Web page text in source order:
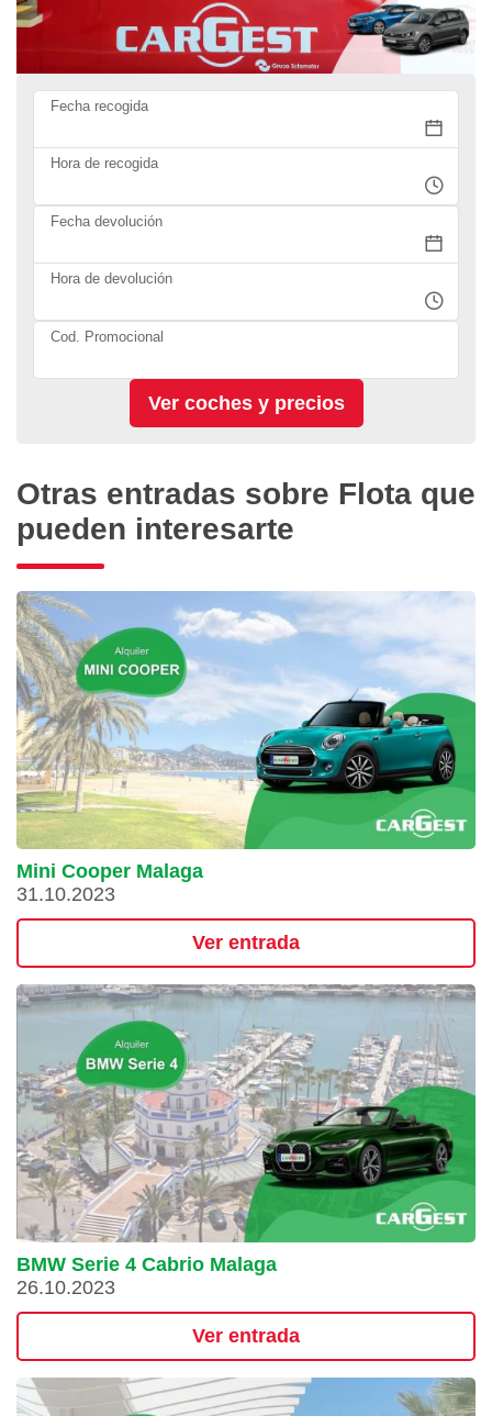
Fecha recogida
Hora de recogida
Fecha devolución
Hora de devolución
Cod. Promocional
Otras entradas sobre Flota que
pueden interesarte
Mini Cooper Malaga
31.10.2023
Ver entrada
BMW Serie 4 Cabrio Malaga
26.10.2023
Ver entrada